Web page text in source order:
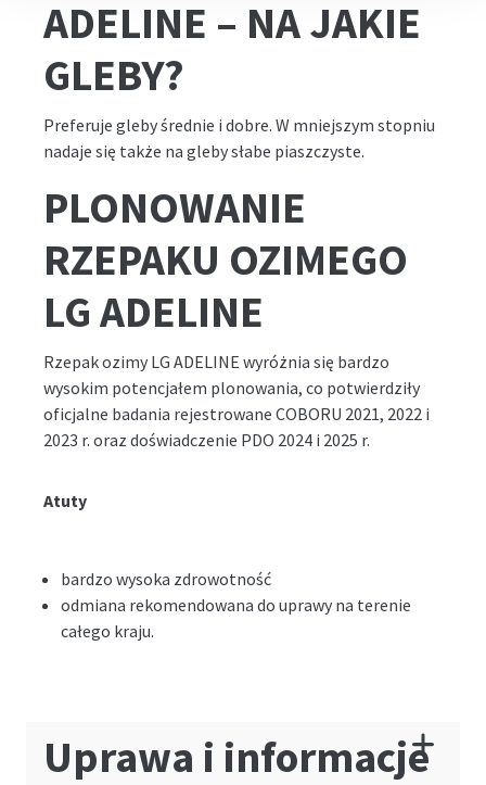
ADELINE – NA JAKIE
GLEBY?
Preferuje gleby średnie i dobre. W mniejszym stopniu
nadaje się także na gleby słabe piaszczyste.
PLONOWANIE
RZEPAKU OZIMEGO
LG ADELINE
Rzepak ozimy LG ADELINE wyróżnia się bardzo
wysokim potencjałem plonowania, co potwierdziły
oficjalne badania rejestrowane COBORU 2021, 2022 i
2023 r. oraz doświadczenie PDO 2024 i 2025 r.
Atuty
bardzo wysoka zdrowotność
odmiana rekomendowana do uprawy na terenie
całego kraju.
Uprawa i informacje